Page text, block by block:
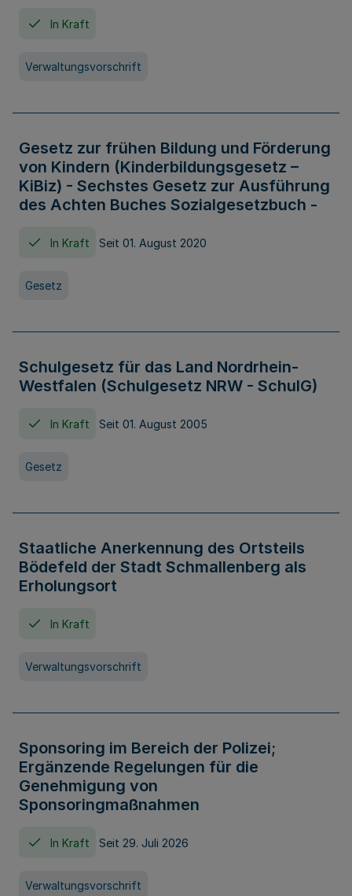
In Kraft
Verwaltungsvorschrift
Gesetz zur frühen Bildung und Förderung
von Kindern (Kinderbildungsgesetz –
KiBiz) - Sechstes Gesetz zur Ausführung
des Achten Buches Sozialgesetzbuch -
In Kraft Seit 01. August 2020
Gesetz
Schulgesetz für das Land Nordrhein-
Westfalen (Schulgesetz NRW - SchulG)
In Kraft Seit 01. August 2005
Gesetz
Staatliche Anerkennung des Ortsteils
Bödefeld der Stadt Schmallenberg als
Erholungsort
In Kraft
Verwaltungsvorschrift
Sponsoring im Bereich der Polizei;
Ergänzende Regelungen für die
Genehmigung von
Sponsoringmaßnahmen
In Kraft Seit 29. Juli 2026
Verwaltungsvorschrift